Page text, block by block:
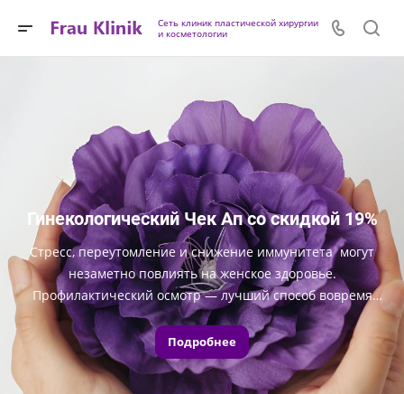
Сеть клиник пластической хирургии
и косметологии
Гинекологический Чек Ап со скидкой 19%
Стресс, переутомление и снижение иммунитета могут
незаметно повлиять на женское здоровье.
Профилактический осмотр — лучший способ вовремя
позаботиться о себе и сохранить спокойствие.
Подробнее